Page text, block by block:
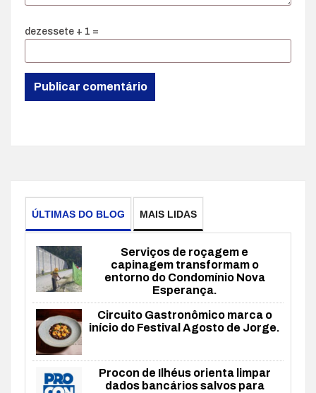
dezessete + 1 =
ÚLTIMAS DO BLOG MAIS LIDAS
Serviços de roçagem e
capinagem transformam o
entorno do Condomínio Nova
Esperança.
Circuito Gastronômico marca o
início do Festival Agosto de Jorge.
Procon de Ilhéus orienta limpar
dados bancários salvos para